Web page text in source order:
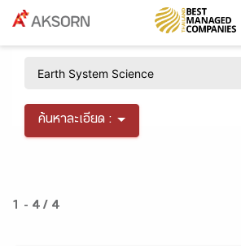
ค้นหาละเอียด :
1 - 4 / 4